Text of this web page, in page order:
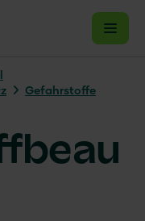
Gefahrstoffe